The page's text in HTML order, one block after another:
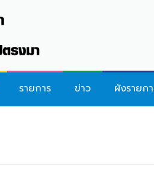
รายการ ข่าว ผังรายก